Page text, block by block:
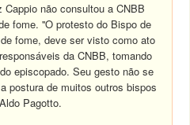
não consultou a CNBB
fome. ''O protesto do Bispo de
fome, deve ser visto como ato
da CNBB, tomando
episcopado. Seu gesto não se
postura de muitos outros bispos
Pagotto.